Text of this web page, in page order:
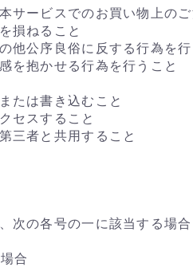
サービスでのお買い物上の
損ねること
他公序良俗に反する行為を行
を抱かせる行為を行うこと
たは書き込むこと
セスすること
三者と共用すること
次の各号の一に該当する場
合